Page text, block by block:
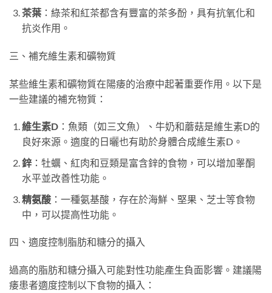
茶葉：綠茶和紅茶都含有豐富的茶多酚，具有抗氧化和
抗炎作用。
三、補充維生素和礦物質
某些維生素和礦物質在陽痿的治療中起著重要作用。以下是
一些建議的補充物質：
維生素D：魚類（如三文魚）、牛奶和蘑菇是維生素D的
良好來源。適度的日曬也有助於身體合成維生素D。
鋅：牡蠣、紅肉和豆類是富含鋅的食物，可以增加睾酮
水平並改善性功能。
精氨酸：一種氨基酸，存在於海鮮、堅果、芝士等食物
中，可以提高性功能。
四、適度控制脂肪和糖分的攝入
過高的脂肪和糖分攝入可能對性功能產生負面影響。建議陽
痿患者適度控制以下食物的攝入：